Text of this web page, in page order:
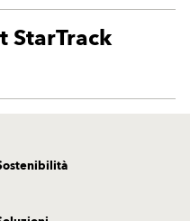
StarTrack